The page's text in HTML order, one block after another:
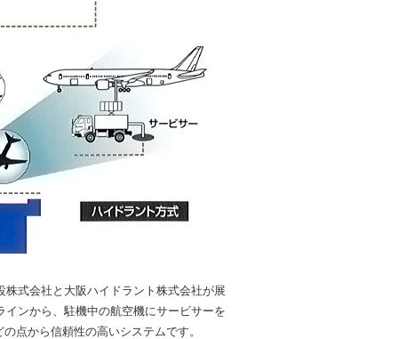
式会社と大阪ハイドラント株式会社が展
ンから、駐機中の航空機にサービサーを
点から信頼性の高いシステムです。